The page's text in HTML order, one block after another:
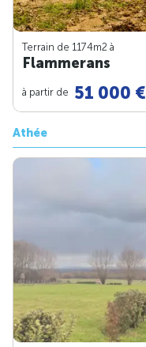
Terrain de 1174m2 à
Flammerans
à partir de 51 000 €
Athée